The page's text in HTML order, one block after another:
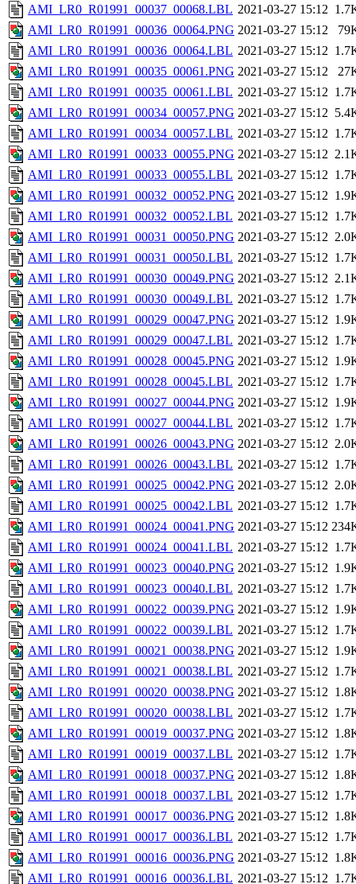
AMI_LR0_R01991_00037_00068.LBL 2021-03-27 15:12
AMI_LR0_R01991_00036_00064.PNG 2021-03-27 15:12
AMI_LR0_R01991_00036_00064.LBL 2021-03-27 15:12
AMI_LR0_R01991_00035_00061.PNG 2021-03-27 15:12
AMI_LR0_R01991_00035_00061.LBL 2021-03-27 15:12
AMI_LR0_R01991_00034_00057.PNG 2021-03-27 15:12
AMI_LR0_R01991_00034_00057.LBL 2021-03-27 15:12
AMI_LR0_R01991_00033_00055.PNG 2021-03-27 15:12
AMI_LR0_R01991_00033_00055.LBL 2021-03-27 15:12
AMI_LR0_R01991_00032_00052.PNG 2021-03-27 15:12
AMI_LR0_R01991_00032_00052.LBL 2021-03-27 15:12
AMI_LR0_R01991_00031_00050.PNG 2021-03-27 15:12
AMI_LR0_R01991_00031_00050.LBL 2021-03-27 15:12
AMI_LR0_R01991_00030_00049.PNG 2021-03-27 15:12
AMI_LR0_R01991_00030_00049.LBL 2021-03-27 15:12
AMI_LR0_R01991_00029_00047.PNG 2021-03-27 15:12
AMI_LR0_R01991_00029_00047.LBL 2021-03-27 15:12
AMI_LR0_R01991_00028_00045.PNG 2021-03-27 15:12
AMI_LR0_R01991_00028_00045.LBL 2021-03-27 15:12
AMI_LR0_R01991_00027_00044.PNG 2021-03-27 15:12
AMI_LR0_R01991_00027_00044.LBL 2021-03-27 15:12
AMI_LR0_R01991_00026_00043.PNG 2021-03-27 15:12
AMI_LR0_R01991_00026_00043.LBL 2021-03-27 15:12
AMI_LR0_R01991_00025_00042.PNG 2021-03-27 15:12
AMI_LR0_R01991_00025_00042.LBL 2021-03-27 15:12
AMI_LR0_R01991_00024_00041.PNG 2021-03-27 15:12
AMI_LR0_R01991_00024_00041.LBL 2021-03-27 15:12
AMI_LR0_R01991_00023_00040.PNG 2021-03-27 15:12
AMI_LR0_R01991_00023_00040.LBL 2021-03-27 15:12
AMI_LR0_R01991_00022_00039.PNG 2021-03-27 15:12
AMI_LR0_R01991_00022_00039.LBL 2021-03-27 15:12
AMI_LR0_R01991_00021_00038.PNG 2021-03-27 15:12
AMI_LR0_R01991_00021_00038.LBL 2021-03-27 15:12
AMI_LR0_R01991_00020_00038.PNG 2021-03-27 15:12
AMI_LR0_R01991_00020_00038.LBL 2021-03-27 15:12
AMI_LR0_R01991_00019_00037.PNG 2021-03-27 15:12
AMI_LR0_R01991_00019_00037.LBL 2021-03-27 15:12
AMI_LR0_R01991_00018_00037.PNG 2021-03-27 15:12
AMI_LR0_R01991_00018_00037.LBL 2021-03-27 15:12
AMI_LR0_R01991_00017_00036.PNG 2021-03-27 15:12
AMI_LR0_R01991_00017_00036.LBL 2021-03-27 15:12
AMI_LR0_R01991_00016_00036.PNG 2021-03-27 15:12
AMI_LR0_R01991_00016_00036.LBL 2021-03-27 15:12